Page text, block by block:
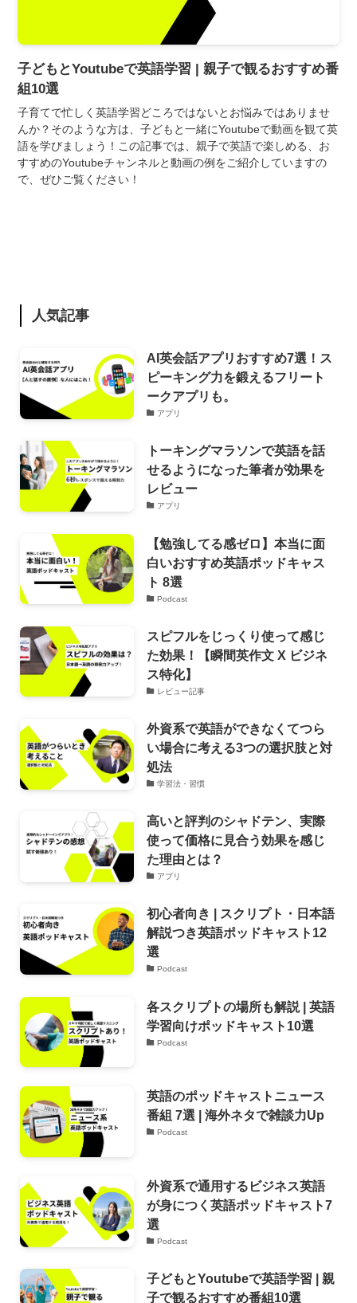
子どもとYoutubeで英語学習 | 親子で観るおすすめ番
組10選
子育てで忙しく英語学習どころではないとお悩みではありませ
んか？そのような方は、子どもと一緒にYoutubeで動画を観て英
語を学びましょう！この記事では、親子で英語で楽しめる、お
すすめのYoutubeチャンネルと動画の例をご紹介していますの
で、ぜひご覧ください！
人気記事
AI英会話アプリおすすめ7選！ス
ピーキング力を鍛えるフリート
ークアプリも。
アプリ
トーキングマラソンで英語を話
せるようになった筆者が効果を
レビュー
アプリ
【勉強してる感ゼロ】本当に面
白いおすすめ英語ポッドキャス
ト 8選
Podcast
スピフルをじっくり使って感じ
た効果！【瞬間英作文 X ビジネ
ス特化】
レビュー記事
外資系で英語ができなくてつら
い場合に考える3つの選択肢と対
処法
学習法・習慣
高いと評判のシャドテン、実際
使って価格に見合う効果を感じ
た理由とは？
アプリ
初心者向き | スクリプト・日本語
解説つき英語ポッドキャスト12
選
Podcast
各スクリプトの場所も解説 | 英語
学習向けポッドキャスト10選
Podcast
英語のポッドキャストニュース
番組 7選 | 海外ネタで雑談力Up
Podcast
外資系で通用するビジネス英語
が身につく英語ポッドキャスト7
選
Podcast
子どもとYoutubeで英語学習 | 親
子で観るおすすめ番組10選